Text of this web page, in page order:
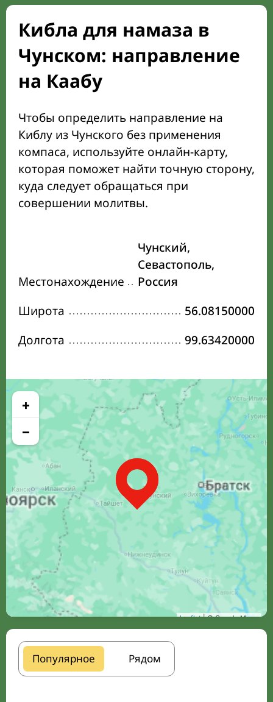
Кибла для намаза в
Чунском: направление
на Каабу
Чтобы определить направление на
Киблу из Чунского без применения
компаса, используйте онлайн-карту,
которая поможет найти точную сторону,
куда следует обращаться при
совершении молитвы.
Местонахождение
Чунский,
Севастополь,
Россия
Широта
56.08150000
Долгота
99.63420000
+
−
Leaflet| © Google Maps
Популярное Рядом